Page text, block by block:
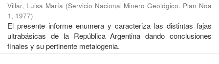
Villar, Luisa María (Servicio Nacional Minero Geológico. Plan Noa
1 , 1977)
El presente informe enumera y caracteriza las distintas fajas
ultrabásicas de la República Argentina dando conclusiones
finales y su pertinente metalogenia.